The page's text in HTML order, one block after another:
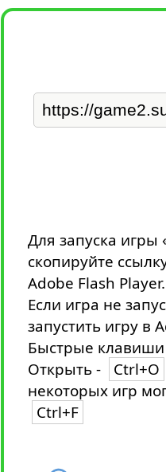
Для запуска
скопируйте
Adobe Flash
Если игра не
запустить игру в
Быстрые клавиши
Открыть -
Ctrl+O
некоторых игр
Ctrl+F